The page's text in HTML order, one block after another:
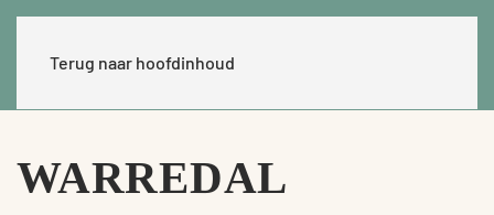
Terug naar hoofdinhoud
WARREDAL